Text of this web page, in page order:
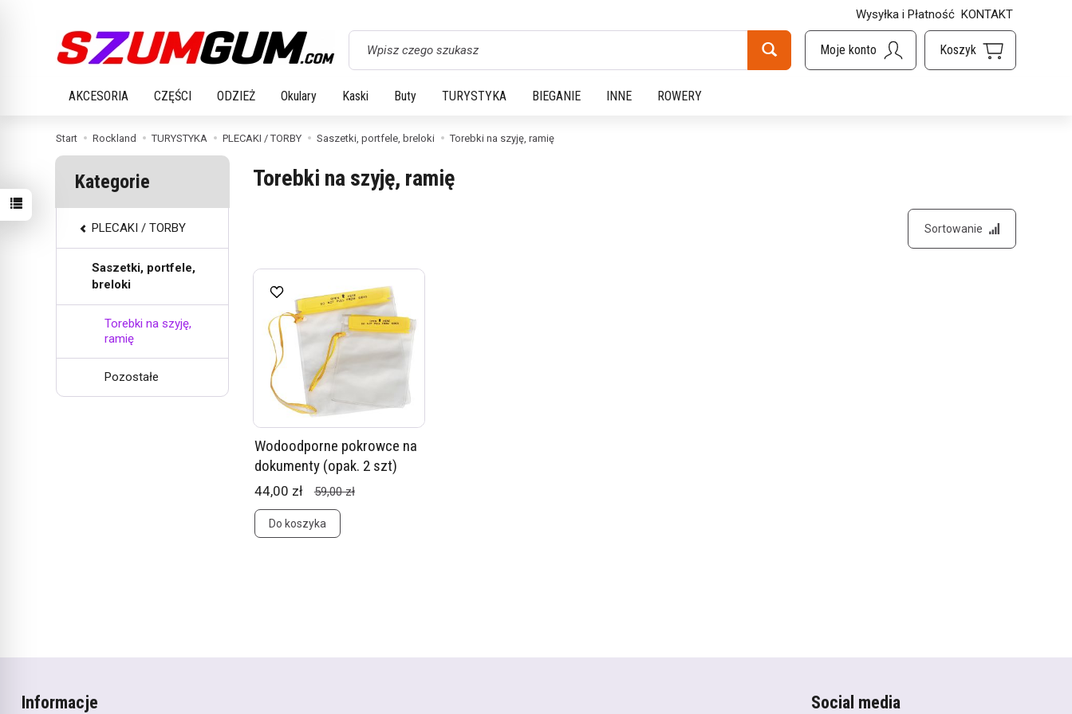
Wysyłka i Płatność KONTAKT
Wyszukaj
AKCESORIA CZĘŚCI ODZIEŻ Okulary Kaski Buty TURYSTYKA BIEGANIE INNE ROWERY
Start Rockland TURYSTYKA PLECAKI / TORBY Saszetki, portfele, breloki Torebki na szyję, ramię
Torebki na szyję, ramię
Sortowanie
Wodoodporne pokrowce na
dokumenty (opak. 2 szt)
44,00 zł 59,00 zł
Do koszyka
Kategorie
PLECAKI / TORBY
Saszetki, portfele,
breloki
Torebki na szyję,
ramię
Pozostałe
Informacje Social media